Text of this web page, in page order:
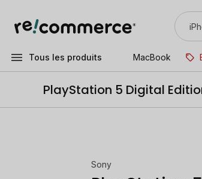
Tous les produits MacBook
PlayStation 5 Digital
Sony